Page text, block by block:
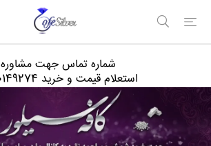
شماره تماس جهت مشاوره
استعلام قیمت و خرید 09120149274